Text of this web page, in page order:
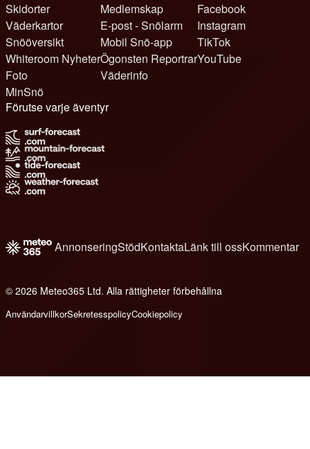
Skidorter
Väderkartor
Snööversikt
Whiteroom Nyheter
Foto
MinSnö
Medlemskap
E-post - Snölarm
Mobil Snö-app
Ögonsten Reportrar
Väderinfo
Facebook
Instagram
TikTok
YouTube
Förutse varje äventyr
AnnonseringStödKontaktaLänk till ossKommentar
© 2026 Meteo365 Ltd. Alla rättigheter förbehållna
AnvändarvillkorSekretesspolicyCookiepolicy